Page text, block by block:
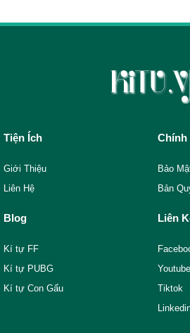
Tiện Ích
Giới Thiệu
Liên Hệ
Chính
Bảo
Bản
Blog
Kí tự FF
Kí tự PUBG
Kí tự Con Gấu
Liên
Youtube
Tiktok